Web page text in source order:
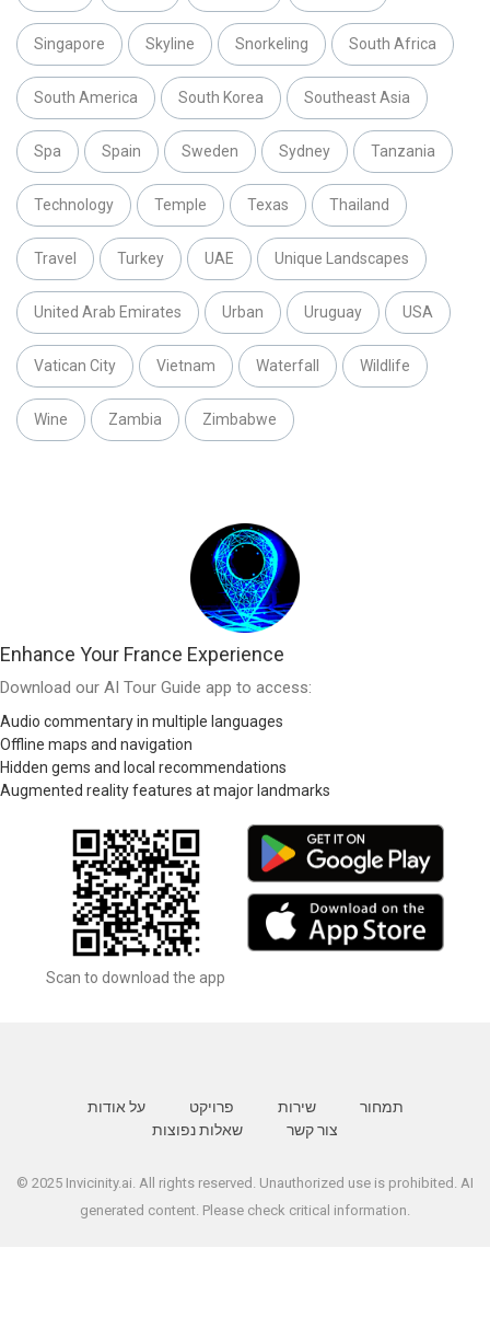
Singapore Skyline Snorkeling South Africa
South America South Korea Southeast Asia
Spa Spain Sweden Sydney Tanzania
Technology Temple Texas Thailand
Travel Turkey UAE Unique Landscapes
United Arab Emirates Urban Uruguay USA
Vatican City Vietnam Waterfall Wildlife
Wine Zambia Zimbabwe
Enhance Your France Experience
Download our AI Tour Guide app to access:
Audio commentary in multiple languages
Offline maps and navigation
Hidden gems and local recommendations
Augmented reality features at major landmarks
Scan to download the app
על אודות פרויקט שירות
תמחור
שאלות נפוצות
צור קשר
© 2025 Invicinity.ai. All rights reserved. Unauthorized use is prohibited. AI
generated content. Please check critical information.